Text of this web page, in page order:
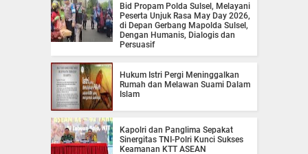
Bid Propam Polda Sulsel, Melayani
Peserta Unjuk Rasa May Day 2026,
di Depan Gerbang Mapolda Sulsel,
Dengan Humanis, Dialogis dan
Persuasif
Hukum Istri Pergi Meninggalkan
Rumah dan Melawan Suami Dalam
Islam
Kapolri dan Panglima Sepakat
Sinergitas TNI-Polri Kunci Sukses
Keamanan KTT ASEAN